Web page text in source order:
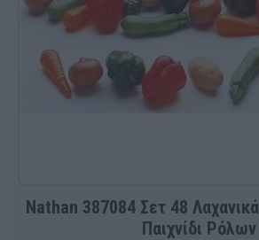
Nathan 387084 Σετ 48
Παιχνίδι Ρόλων